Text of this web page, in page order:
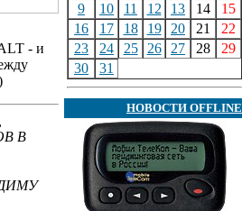
- и
В
9
10 11 12 13 14
15
16
17 18 19 20 21
22
23
24 25 26 27 28
29
30
31
НОВОСТИ OFFLINE